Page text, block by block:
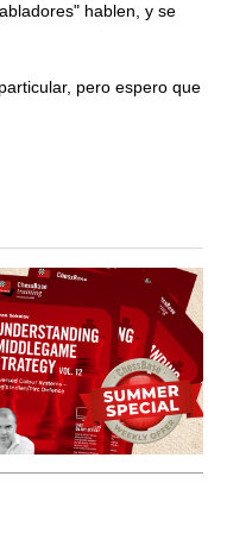
hablen, y se
pero espero que